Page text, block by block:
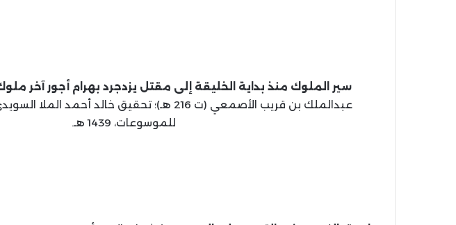
سير الملوك منذ بداية الخليقة إلى مقتل يزدجرد بهرام أجور آخر ملوك
عبدالملك بن قريب الأصمعي (ت 216 هـ)؛ تحقيق خالد أحمد
للموسوعات، 1439 هـ.